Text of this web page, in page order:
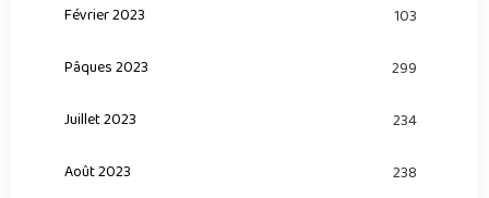
Février 2023 103
Pâques 2023 299
Juillet 2023 234
Août 2023 238